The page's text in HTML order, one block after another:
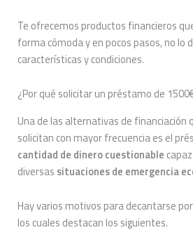
Te ofrecemos productos financieros
forma cómoda y en pocos pasos, no lo
características y condiciones.
¿Por qué solicitar un préstamo de
Una de las alternativas de financiación
solicitan con mayor frecuencia es el
cantidad de dinero cuestionable
diversas situaciones de emergencia
Hay varios motivos para decantarse
los cuales destacan los siguientes.